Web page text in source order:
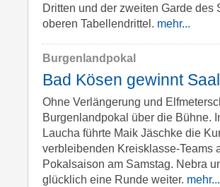
Dritten und der zweiten Garde
oberen Tabellendrittel. mehr...
Burgenlandpokal
Bad Kösen gewinnt
Ohne Verlängerung und
Burgenlandpokal über die Bühne.
Laucha führte Maik Jäschke die
verbleibenden Kreisklasse-Teams
Pokalsaison am Samstag. Nebra
glücklich eine Runde weiter. mehr...